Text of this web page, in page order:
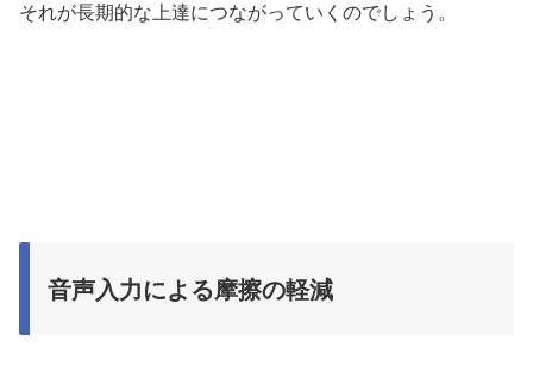
それが長期的な上達につながっていくのでしょう。
音声入力による摩擦の軽減